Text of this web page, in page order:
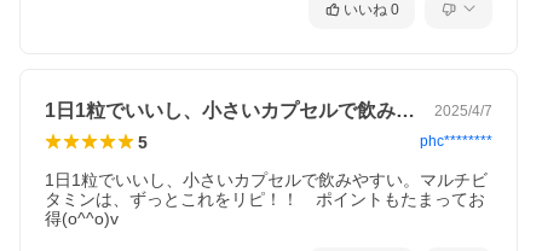
いいね 0
1日1粒でいいし、小さいカプセルで飲み… 2025/4/7
5 phc********
1日1粒でいいし、小さいカプセルで飲みやすい。マルチビ
タミンは、ずっとこれをリピ！！　ポイントもたまってお
得(o^^o)v